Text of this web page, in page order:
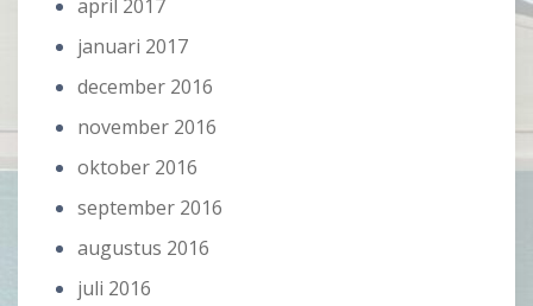
april 2017
januari 2017
december 2016
november 2016
oktober 2016
september 2016
augustus 2016
juli 2016